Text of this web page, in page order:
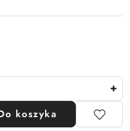
koszyka